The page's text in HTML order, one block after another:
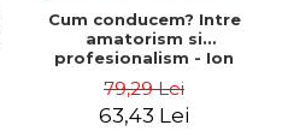
Cum conducem? Intre
amatorism si
profesionalism - Ion
79,29 Lei
63,43 Lei